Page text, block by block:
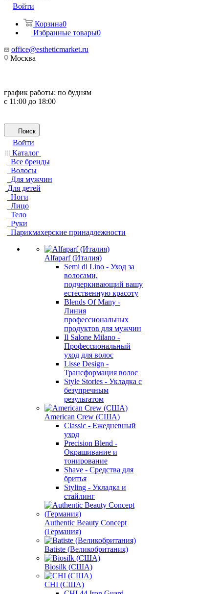
Войти
Корзина0
Избранные товары0
office@estheticmarket.ru
Москва
график работы: по будням
с 11:00 до 18:00
Поиск
Войти
Каталог
Все бренды
Волосы
Для мужчин
Для детей
Ноги
Лицо
Тело
Руки
Парикмахерские принадлежности
Alfaparf (Италия)
Semi di Lino - Уход за
волосами,
подчеркивающий вашу
естественную красоту
Blends Of Many -
Линия
профессиональных
продуктов для мужчин
Il Salone Milano -
Профессиональный
уход для волос
Lisse Design -
Трансформация волос
Style Stories - Укладка с
безупречным
результатом
American Crew (США)
Classic - Ежедневный
уход
Precision Blend -
Окрашивание и
тонирование
Shave - Средства для
бритья
Styling - Укладка и
стайлинг
Authentic Beauty Concept
(Германия)
Batiste (Великобритания)
Biosilk (США)
CHI (США)